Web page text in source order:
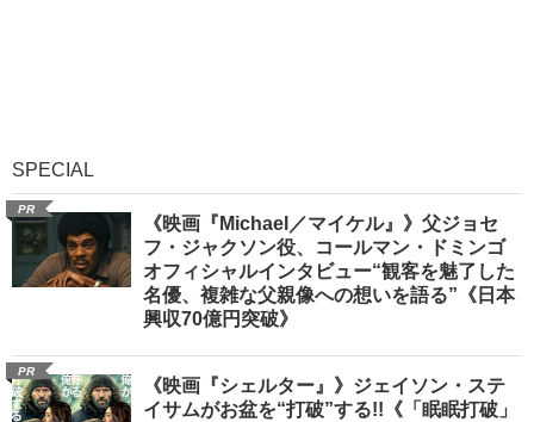
SPECIAL
PR
《映画『Michael／マイケル』》父ジョセ
フ・ジャクソン役、コールマン・ドミンゴ
オフィシャルインタビュー“観客を魅了した
名優、複雑な父親像への想いを語る”《日本
興収70億円突破》
PR
《映画『シェルター』》ジェイソン・ステ
イサムがお盆を“打破”する!!《「眠眠打破」